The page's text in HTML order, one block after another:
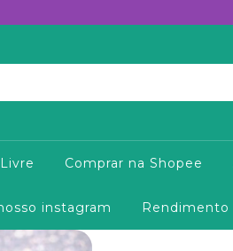
Comprar na Shopee
instagram Rendimento